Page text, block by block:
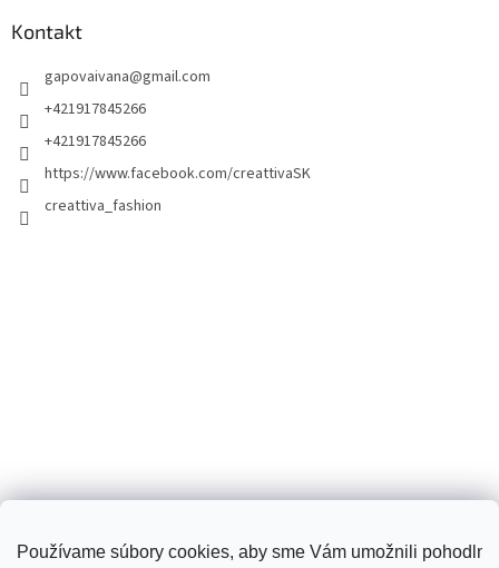
Používame súbory cookies, aby sme Vám umožnili
Kontakt
gapovaivana@gmail.com
+421917845266
+421917845266
https://www.facebook.com/creattivaSK
creattiva_fashion